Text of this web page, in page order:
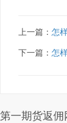
上一篇： 怎
下一篇： 怎
第一期货返